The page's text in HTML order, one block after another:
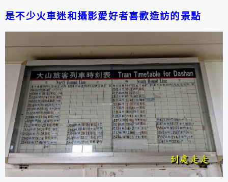
是不少火車迷和攝影愛好者喜歡造訪的景點